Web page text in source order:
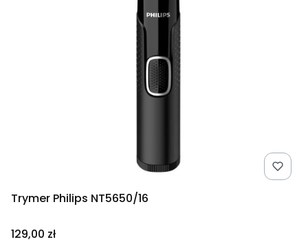
Trymer Philips NT5650/16
Cena
129,00 zł